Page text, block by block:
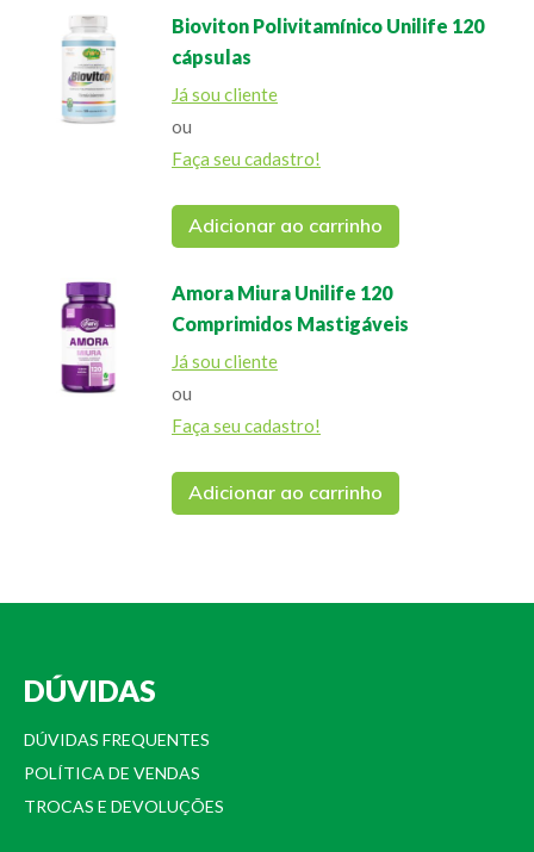
Bioviton Polivitamínico Unilife 120
cápsulas
Já sou cliente
ou
Faça seu cadastro!
Adicionar ao carrinho
Amora Miura Unilife 120
Comprimidos Mastigáveis
Já sou cliente
ou
Faça seu cadastro!
Adicionar ao carrinho
DÚVIDAS
DÚVIDAS FREQUENTES
POLÍTICA DE VENDAS
TROCAS E DEVOLUÇÕES